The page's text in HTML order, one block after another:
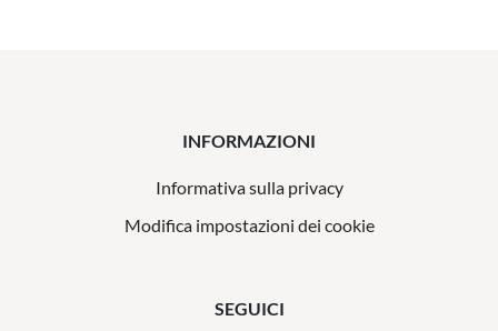
INFORMAZIONI
Informativa sulla privacy
Modifica impostazioni dei cookie
SEGUICI